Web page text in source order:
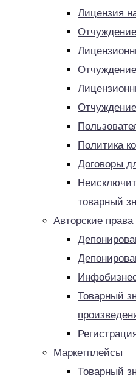
Лицензия
Отчуждение
Политика
Договоры
товарный
Авторские права
Товарный
Маркетплейсы
Товарный